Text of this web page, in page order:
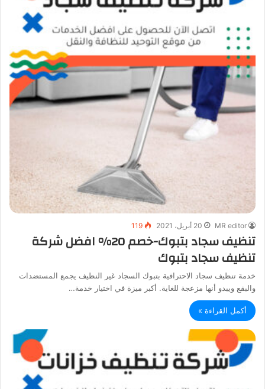
MR editor 20 أبريل، 2021 119
تنظيف سجاد بتبوك-خصم 20% افضل شركة
تنظيف سجاد بتبوك
خدمة تنظيف سجاد الاحترافية بتبوك السجاد غير النظيف يجمع المستضدات
والبقع ويبدو أنها مزعجة للغاية. أكبر ميزة في اختيار خدمة…
أكمل القراءة »